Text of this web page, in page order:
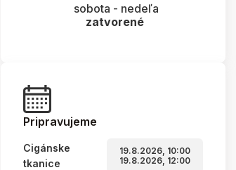
sobota - nedeľa
zatvorené
Pripravujeme
Cigánske
tkanice
19.8.2026, 10:00
19.8.2026, 12:00